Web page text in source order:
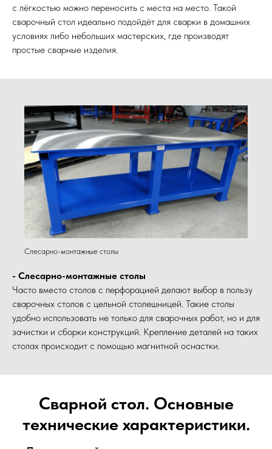
с лёгкостью можно переносить с места на место. Такой
сварочный стол идеально подойдёт для сварки в домашних
условиях либо небольших мастерских, где производят
простые сварные изделия.
Слесарно-монтажные столы
- Слесарно-монтажные столы
Часто вместо столов с перфорацией делают выбор в пользу
сварочных столов с цельной столешницей. Такие столы
удобно использовать не только для сварочных работ, но и для
зачистки и сборки конструкций. Крепление деталей на таких
столах происходит с помощью магнитной оснастки.
Сварной стол. Основные
технические характеристики.